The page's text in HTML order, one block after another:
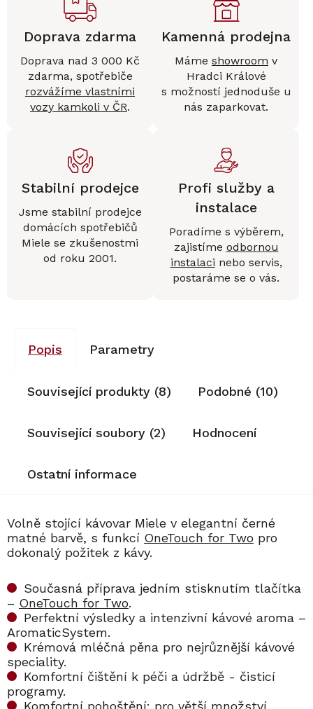
Doprava zdarma
Doprava nad 3 000 Kč
zdarma, spotřebiče
rozvážíme vlastními
vozy kamkoli v ČR.
Kamenná prodejna
Máme showroom v
Hradci Králové
s možností jednoduše u
nás zaparkovat.
Stabilní prodejce
Jsme stabilní prodejce
domácích spotřebičů
Miele se zkušenostmi
od roku 2001.
Profi služby a
instalace
Poradíme s výběrem,
zajistíme odbornou
instalaci nebo servis,
postaráme se o vás.
Popis Parametry
Související produkty (8) Podobné (10)
Související soubory (2) Hodnocení
Ostatní informace
Volně stojící kávovar Miele v elegantní černé
matné barvě, s funkcí OneTouch for Two pro
dokonalý požitek z kávy.
Současná příprava jedním stisknutím tlačítka
– OneTouch for Two.
Perfektní výsledky a intenzivní kávové aroma –
AromaticSystem.
Krémová mléčná pěna pro nejrůznější kávové
speciality.
Komfortní čištění k péči a údržbě - čisticí
programy.
Komfortní pohoštění: pro větší množství